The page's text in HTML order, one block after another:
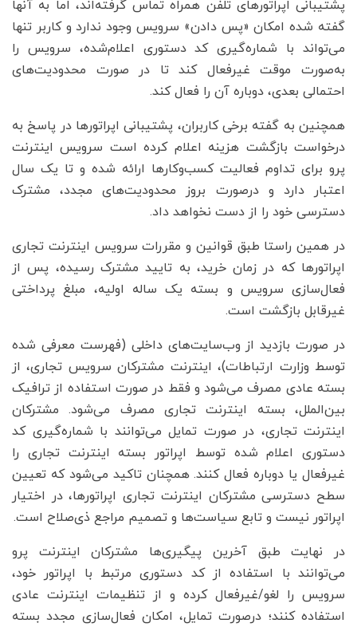
پشتیبانی اپراتورهای تلفن همراه تماس گرفته‌اند، اما به آنها
گفته شده امکان «پس دادن» سرویس وجود ندارد و کاربر تنها
می‌تواند با شماره‌گیری کد دستوری اعلام‌شده، سرویس را
به‌صورت موقت غیرفعال کند تا در صورت محدودیت‌های
احتمالی بعدی، دوباره آن را فعال کند.
همچنین به گفته برخی کاربران، پشتیبانی اپراتورها در پاسخ به
درخواست بازگشت هزینه اعلام کرده است سرویس اینترنت
پرو برای تداوم فعالیت کسب‌وکارها ارائه شده و تا یک سال
اعتبار دارد و درصورت بروز محدودیت‌های مجدد، مشترک
دسترسی خود را از دست نخواهد داد.
در همین راستا طبق قوانین و مقررات سرویس اینترنت تجاری
اپراتورها که در زمان خرید، به تایید مشترک رسیده، پس از
فعال‌سازی سرویس و بسته یک ساله اولیه، مبلغ پرداختی
غیرقابل بازگشت است.
در صورت بازدید از وب‌سایت‌های داخلی (فهرست معرفی شده
توسط وزارت ارتباطات)، اینترنت مشترکان سرویس تجاری، از
بسته عادی مصرف می‌شود و فقط در صورت استفاده از ترافیک
بین‌الملل، بسته اینترنت تجاری مصرف می‌شود. مشترکان
اینترنت تجاری، در صورت تمایل می‌توانند با شماره‌گیری کد
دستوری اعلام شده توسط اپراتور بسته اینترنت تجاری را
غیرفعال یا دوباره فعال کنند. همچنان تاکید می‌شود که تعیین
سطح دسترسی مشترکان اینترنت تجاری اپراتورها، در اختیار
اپراتور نیست و تابع سیاست‌ها و تصمیم مراجع ذی‌صلاح است.
در نهایت طبق آخرین پیگیری‌ها مشترکان اینترنت پرو
می‌توانند با استفاده از کد دستوری مرتبط با اپراتور خود،
سرویس را لغو/غیرفعال کرده و از تنظیمات اینترنت عادی
استفاده کنند؛ درصورت تمایل، امکان فعال‌سازی مجدد بسته